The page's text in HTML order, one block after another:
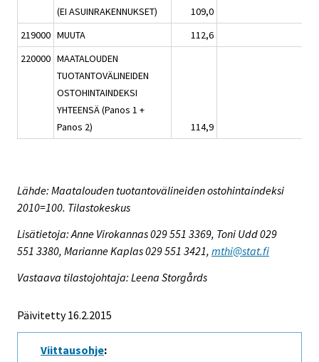
(EI ASUINRAKENNUKSET)
109,0
219000 MUUTA 112,6
220000 MAATALOUDEN
TUOTANTOVÄLINEIDEN
OSTOHINTAINDEKSI
YHTEENSÄ (Panos 1 +
Panos 2)
114,9
Lähde: Maatalouden tuotantovälineiden ostohintaindeksi
2010=100. Tilastokeskus
Lisätietoja: Anne Virokannas 029 551 3369, Toni Udd 029
551 3380, Marianne Kaplas 029 551 3421, mthi@stat.fi
Vastaava tilastojohtaja: Leena Storgårds
Päivitetty 16.2.2015
Viittausohje: